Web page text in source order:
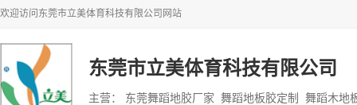
欢迎访问 东莞市立美体育科技有限公司 网站
东莞市立美体育科技有限公司
主营： 东莞舞蹈地胶厂家 舞蹈地板胶定制 舞蹈木